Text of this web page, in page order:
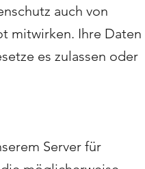
auch von
mitwirken. Ihre Daten
es zulassen oder
Server für